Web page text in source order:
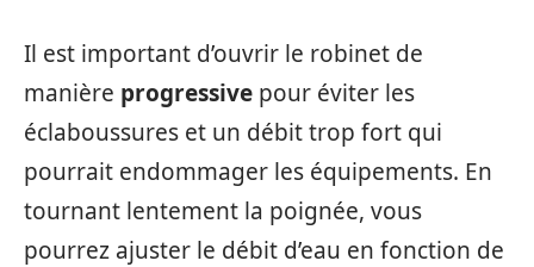
Il est important d’ouvrir le robinet de
manière progressive pour éviter les
éclaboussures et un débit trop fort qui
pourrait endommager les équipements. En
tournant lentement la poignée, vous
pourrez ajuster le débit d’eau en fonction de